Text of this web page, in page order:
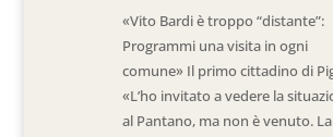
«Vito Bardi è troppo “distante”:
Programmi una visita in ogni
comune» Il primo cittadino di
«L’ho invitato a vedere la
al Pantano, ma non è venuto. La